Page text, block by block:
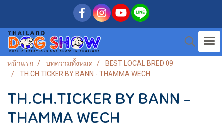
หน้าแรก บทความทั้งหมด
BEST LOCAL BRED 09
TH.CH.TICKER BY BANN - THAMMA WECH
TH.CH.TICKER BY BANN -
THAMMA WECH